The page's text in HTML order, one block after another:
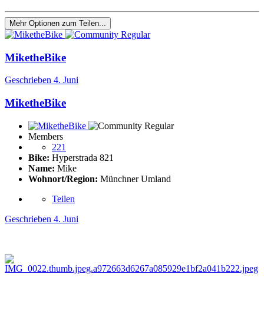
Mehr Optionen zum Teilen...
MiketheBike
Geschrieben 4. Juni
MiketheBike
Members
221
Bike: Hyperstrada 821
Name: Mike
Wohnort/Region: Münchner Umland
Teilen
Geschrieben 4. Juni